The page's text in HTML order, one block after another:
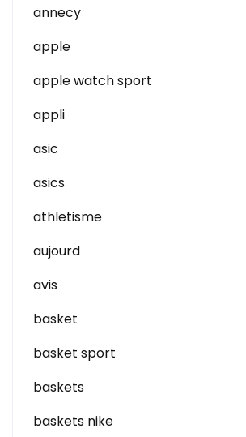
annecy
apple
apple watch sport
appli
asic
asics
athletisme
aujourd
avis
basket
basket sport
baskets
baskets nike